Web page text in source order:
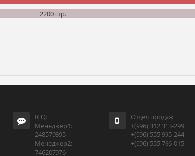
2200 стр.
ICQ:
Менеджер1:
248579895
Менеджер2:
746207976
Отдел продаж
+(996) 312 313-299
+(996) 555 995-244
+(996) 555 766-015